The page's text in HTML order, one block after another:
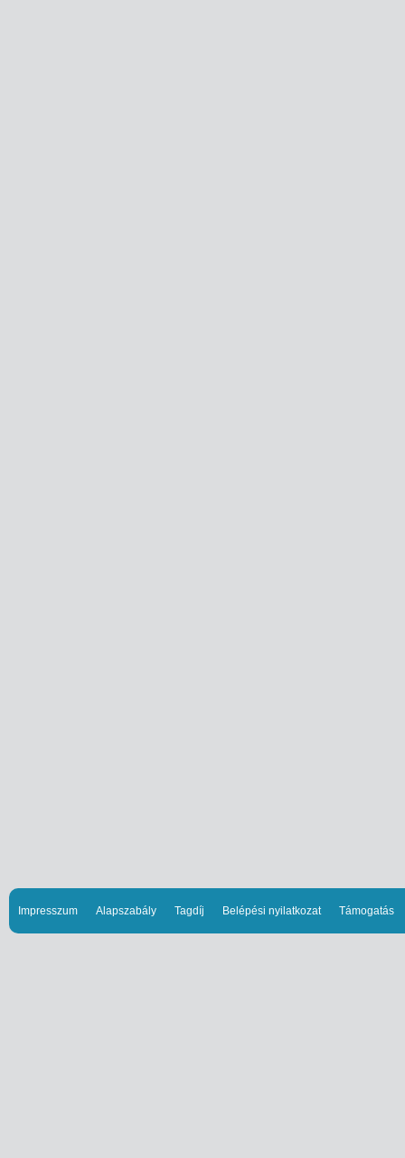
Impresszum Alapszabály Tagdíj Belépési nyilatkozat Támogatás